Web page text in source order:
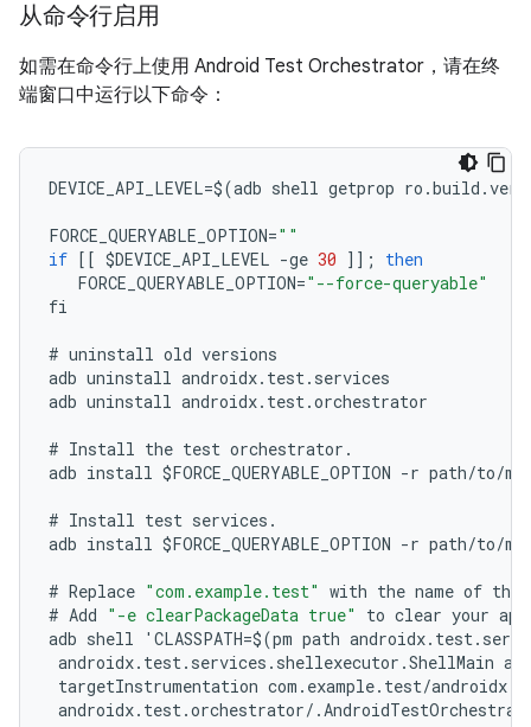
从命令行启用
如需在命令行上使用 Android Test Orchestrator，请在终
端窗口中运行以下命令：
DEVICE_API_LEVEL=$(adb shell getprop ro .build .
FORCE_QUERYABLE_OPTION=""
if [[ $DEVICE_API_LEVEL -ge 30 ]];
then
FORCE_QUERYABLE_OPTION="--force-queryable"
fi
# uninstall old versions
adb uninstall androidx. test. services
adb uninstall androidx. test.orchestrator
# Install the test orchestrator .
adb install $FORCE_QUERYABLE_OPTION -r path/to/
# Install test services .
adb install $FORCE_QUERYABLE_OPTION -r path/to/
# Replace "com.example.test" with the name of the
# Add "-e clearPackageData true" to clear your app
adb shell ' CLASSPATH=$(pm path androidx. test.
androidx. test. services . shellexecutor .ShellMain am
targetInstrumentation com . example. test/androidx
androidx. test.orchestrator/ .